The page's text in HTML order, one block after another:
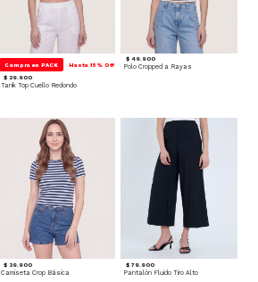
Compra en PACK Hasta 15% Off
$ 29.900
Tank Top Cuello Redondo
$ 49.900
Polo Cropped a Rayas
$ 39.900
Camiseta Crop Básica
$ 79.900
Pantalón Fluido Tiro Alto